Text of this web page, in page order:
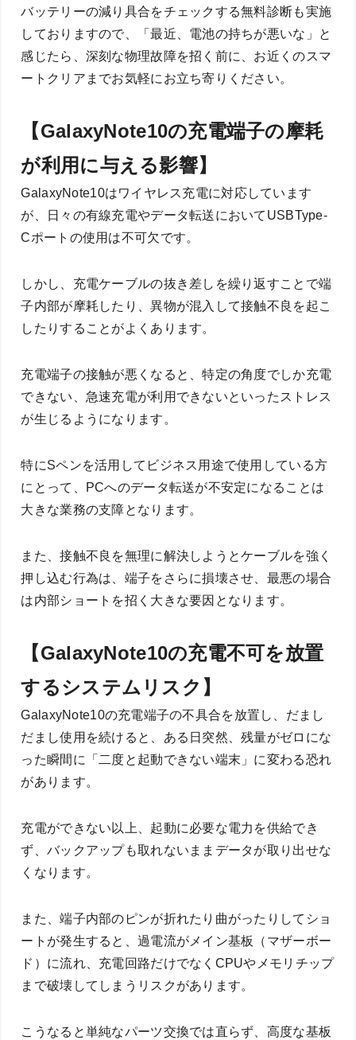
バッテリーの減り具合をチェックする無料診断も実施
しておりますので、「最近、電池の持ちが悪いな」と
感じたら、深刻な物理故障を招く前に、お近くのスマ
ートクリアまでお気軽にお立ち寄りください。
【GalaxyNote10の充電端子の摩耗
が利用に与える影響】
GalaxyNote10はワイヤレス充電に対応しています
が、日々の有線充電やデータ転送においてUSBType-
Cポートの使用は不可欠です。
しかし、充電ケーブルの抜き差しを繰り返すことで端
子内部が摩耗したり、異物が混入して接触不良を起こ
したりすることがよくあります。
充電端子の接触が悪くなると、特定の角度でしか充電
できない、急速充電が利用できないといったストレス
が生じるようになります。
特にSペンを活用してビジネス用途で使用している方
にとって、PCへのデータ転送が不安定になることは
大きな業務の支障となります。
また、接触不良を無理に解決しようとケーブルを強く
押し込む行為は、端子をさらに損壊させ、最悪の場合
は内部ショートを招く大きな要因となります。
【GalaxyNote10の充電不可を放置
するシステムリスク】
GalaxyNote10の充電端子の不具合を放置し、だまし
だまし使用を続けると、ある日突然、残量がゼロにな
った瞬間に「二度と起動できない端末」に変わる恐れ
があります。
充電ができない以上、起動に必要な電力を供給でき
ず、バックアップも取れないままデータが取り出せな
くなります。
また、端子内部のピンが折れたり曲がったりしてショ
ートが発生すると、過電流がメイン基板（マザーボー
ド）に流れ、充電回路だけでなくCPUやメモリチップ
まで破壊してしまうリスクがあります。
こうなると単純なパーツ交換では直らず、高度な基板